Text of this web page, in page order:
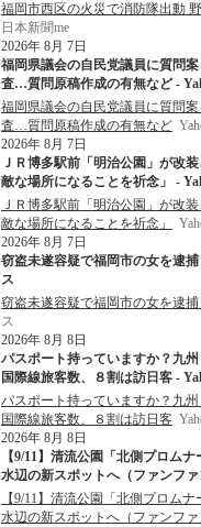
福岡市西区の火災で消防隊出動
日本新聞me
2026年 8月 7日
福岡県議会の自民党議員に質問
査…質問原稿作成の有無など -
福岡県議会の自民党議員に質問
査…質問原稿作成の有無など
2026年 8月 7日
ＪＲ博多駅前「明治公園」が改
敵な場所になることを祈念」 -
ＪＲ博多駅前「明治公園」が改
敵な場所になることを祈念」
2026年 8月 7日
窃盗未遂容疑で福岡市の女を逮
ス
窃盗未遂容疑で福岡市の女を逮
ス
2026年 8月 8日
パスポート持っていますか？九
国際線旅客数、８割は訪日客 -
パスポート持っていますか？九
国際線旅客数、８割は訪日客
2026年 8月 8日
【9/11】清流公園「北側プロム
水辺の新スポットへ（ファンフ
【9/11】清流公園「北側プロム
水辺の新スポットへ（ファンフ